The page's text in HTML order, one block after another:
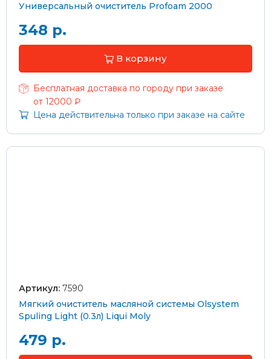
Универсальный очиститель Profoam 2000
348 р.
В корзину
Бесплатная доставка по городу при заказе
от 12000 ₽
Цена действительна только при заказе на сайте
Артикул: 7590
Мягкий очиститель масляной системы Olsystem
Spuling Light (0.3л) Liqui Moly
479 р.